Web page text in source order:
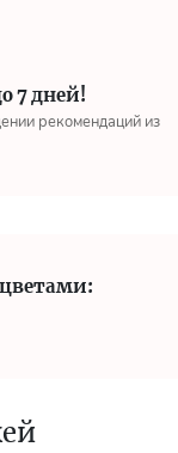
7 дней!
рекомендаций из